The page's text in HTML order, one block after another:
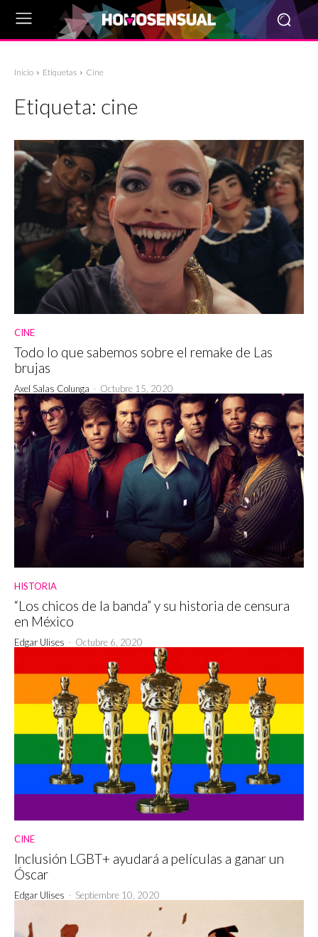
Inicio Etiquetas Cine
Etiqueta: cine
CINE
Todo lo que sabemos sobre el remake de Las
brujas
Axel Salas Colunga - Octubre 15, 2020
HISTORIA
“Los chicos de la banda” y su historia de censura
en México
Edgar Ulises - Octubre 6, 2020
CINE
Inclusión LGBT+ ayudará a películas a ganar un
Óscar
Edgar Ulises - Septiembre 10, 2020